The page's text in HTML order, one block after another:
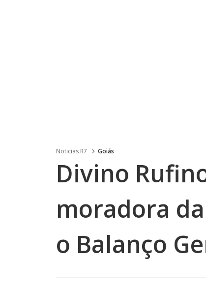
Noticias R7 Goiás
Divino
moradora
o Balanço